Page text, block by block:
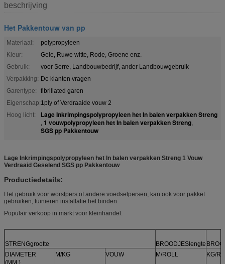
beschrijving
Het Pakkentouw van pp
Materiaal:
polypropyleen
Kleur:
Gele, Ruwe witte, Rode, Groene enz.
Gebruik:
voor Serre, Landbouwbedrijf, ander Landbouwgebruik
Verpakking: De klanten vragen
Garentype:
fibrillated garen
Eigenschap:1ply of Verdraaide vouw 2
Hoog licht:
Lage Inkrimpingspolypropyleen het In balen verpakken Streng
, 1 vouwpolypropyleen het In balen verpakken Streng,
SGS pp Pakkentouw
Lage Inkrimpingspolypropyleen het In balen verpakken Streng 1 Vouw
Verdraaid Geselend SGS pp Pakkentouw
Productiedetails:
Het gebruik voor worstpers of andere voedselpersen, kan ook voor pakket
gebruiken, tuinieren installatie het binden.
Populair verkoop in markt voor kleinhandel.
STRENGgrootte BROODJESlengte
DIAMETER
(MM.)
M/KG VOUW M/ROLL KG/